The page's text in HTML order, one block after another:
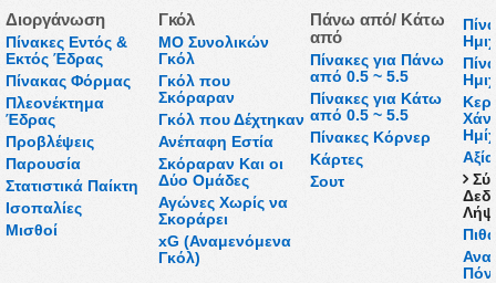
Διοργάνωση
Πίνακες Εντός &
Εκτός Έδρας
Πίνακας Φόρμας
Πλεονέκτημα
Έδρας
Προβλέψεις
Παρουσία
Στατιστικά Παίκτη
Ισοπαλίες
Μισθοί
Γκόλ
ΜΟ Συνολικών
Γκόλ
Γκόλ που
Σκόραραν
Γκόλ που Δέχτηκαν
Ανέπαφη Εστία
Σκόραραν Και οι
Δύο Ομάδες
Αγώνες Χωρίς να
Σκοράρει
xG (Αναμενόμενα
Γκόλ)
Πάνω από/ Κάτω
από
Πίνακες για Πάνω
από 0.5 ~ 5.5
Πίνακες για Κάτω
από 0.5 ~ 5.5
Πίνακες Κόρνερ
Κάρτες
Σουτ